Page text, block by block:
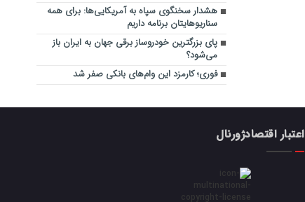
هشدار سخنگوی سپاه به آمریکایی‌ها: برای همه
سناریوهایتان برنامه داریم
پای بزرگترین خودروساز برقی جهان به ایران باز
می‌شود؟
فوری؛ کارمزد این وام‌های بانکی صفر شد
اعتبار اقتصادژورنال